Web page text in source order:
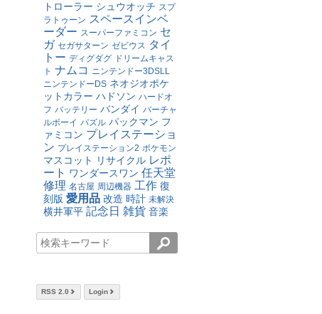
トローラー シュウオッチ スプ
ラトゥーン スペースインベ
ーダー スーパーファミコン セ
ガ セガサターン ゼビウス タイ
トー ディグダグ ドリームキャス
ト ナムコ ニンテンドー3DSLL
ニンテンドーDS ネオジオポケ
ットカラー ハドソン ハードオ
フ バッテリー バンダイ バーチャ
ルボーイ パズル パックマン フ
ァミコン プレイステーショ
ン プレイステーション2 ポケモン
マスコット リサイクル レポ
ート ワンダースワン 任天堂
修理 名古屋 周辺機器 工作 復
刻版 愛用品 改造 時計 未解決
横井軍平 記念日 雑貨 音楽
RSS 2.0 Login